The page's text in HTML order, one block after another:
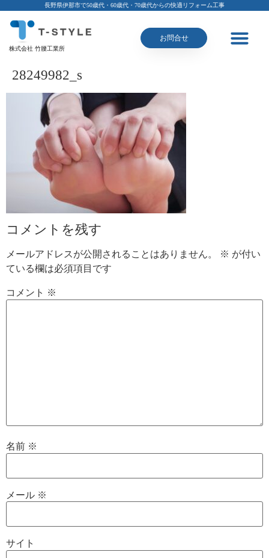
長野県伊那市で50歳代・60歳代・70歳代からの快適リフォーム工事
株式会社 竹腰工業所
お問合せ
28249982_s
コメントを残す
メールアドレスが公開されることはありません。 ※ が付い
ている欄は必須項目です
コメント ※
名前 ※
メール ※
サイト